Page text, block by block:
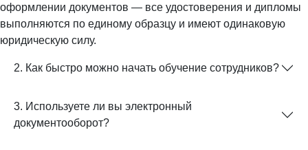
оформлении документов — все удостоверения и дипломы
выполняются по единому образцу и имеют одинаковую
юридическую силу.
2. Как быстро можно начать обучение сотрудников?
3. Используете ли вы электронный
документооборот?